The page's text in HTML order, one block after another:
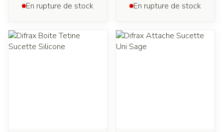
En rupture de stock En rupture de stock